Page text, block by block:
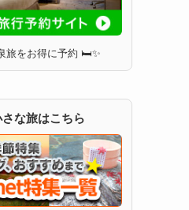
旅をお得に予約 🛏✨
さな旅はこちら